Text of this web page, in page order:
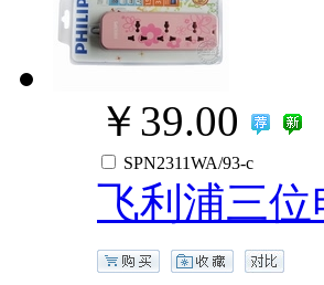
￥39.00
SPN2311WA/93-c
飞利浦三